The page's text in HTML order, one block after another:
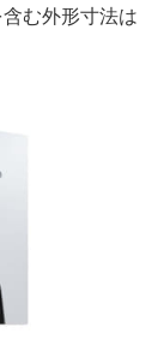
む外形寸法は